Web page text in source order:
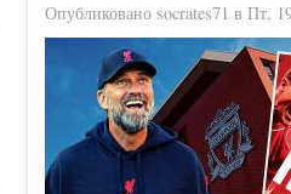
Опубликовано socrates71 в Пт,